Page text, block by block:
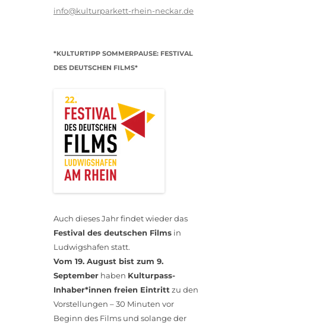
info@kulturparkett-rhein-neckar.de
*KULTURTIPP SOMMERPAUSE: FESTIVAL
DES DEUTSCHEN FILMS*
Auch dieses Jahr findet wieder das
Festival des deutschen Films in
Ludwigshafen statt.
Vom 19. August bist zum 9.
September haben Kulturpass-
Inhaber*innen freien Eintritt zu den
Vorstellungen – 30 Minuten vor
Beginn des Films und solange der